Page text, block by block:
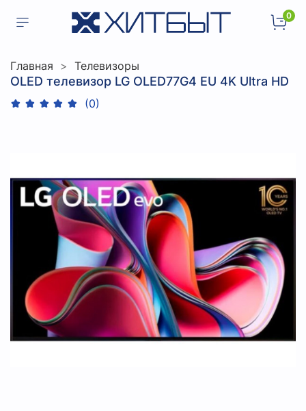
0
Главная Телевизоры
OLED телевизор LG OLED77G4 EU 4K Ultra HD
(0)